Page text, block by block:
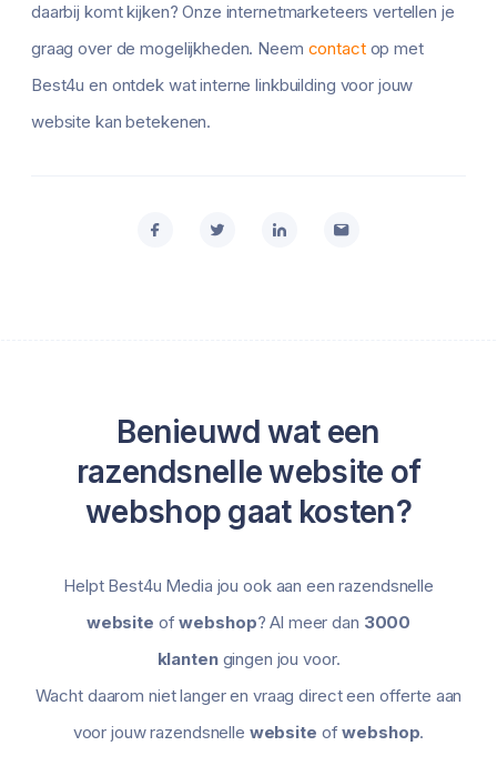
daarbij komt kijken? Onze internetmarketeers vertellen je
graag over de mogelijkheden. Neem contactop met
Best4u en ontdek wat interne linkbuilding voor jouw
website kan betekenen.
Benieuwd wat een
razendsnelle website of
webshop gaat kosten?
Helpt Best4u Media jou ook aan een razendsnelle
website ofwebshop? Al meer dan 3000
klantengingen jou voor.
Wacht daarom niet langer en vraag direct een offerte aan
voor jouw razendsnelle website ofwebshop.